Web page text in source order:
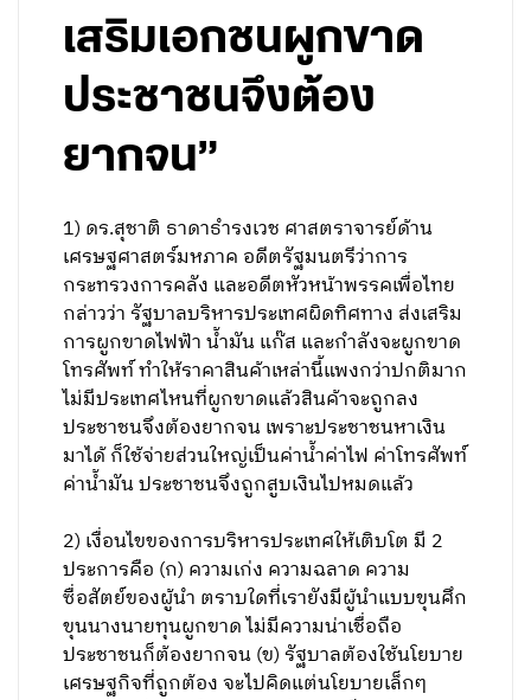
เสริมเอกชนผูกขาด
ประชาชนจึงต้อง
ยากจน”
1) ดร.สุชาติ ธาดาธำรงเวช ศาสตราจารย์ด้าน
เศรษฐศาสตร์มหภาค อดีตรัฐมนตรีว่าการ
กระทรวงการคลัง และอดีตหัวหน้าพรรคเพื่อไทย
กล่าวว่า​ รัฐบาลบริหารประเทศผิดทิศทาง ส่งเสริม
การผูกขาดไฟฟ้า น้ำมัน แก๊ส และกำลังจะผูกขาด
โทรศัพท์ ทำให้ราคาสินค้าเหล่านี้แพงกว่าปกติมาก
ไม่มีประเทศไหนที่ผูกขาดแล้วสินค้าจะถูกลง
ประชาชนจึงต้องยากจน เพราะประชาชนหาเงิน
มาได้ ก็ใช้จ่ายส่วนใหญ่เป็นค่าน้ำค่าไฟ ค่าโทรศัพท์
ค่าน้ำมัน ประชาชนจึงถูกสูบเงินไปหมดแล้ว
2) เงื่อนไขของการบริหารประเทศให้เติบโต มี 2
ประการคือ (ก) ความเก่ง ความฉลาด ความ
ซื่อสัตย์ของผู้นำ ตราบใดที่เรายังมีผู้นำแบบขุนศึก
ขุนนางนายทุนผูกขาด​ ไม่มีความน่าเชื่อถือ
ประชาชนก็ต้องยากจน (ข) รัฐบาลต้องใช้นโยบาย
เศรษฐกิจที่ถูกต้อง จะไปคิดแต่นโยบายเล็กๆ